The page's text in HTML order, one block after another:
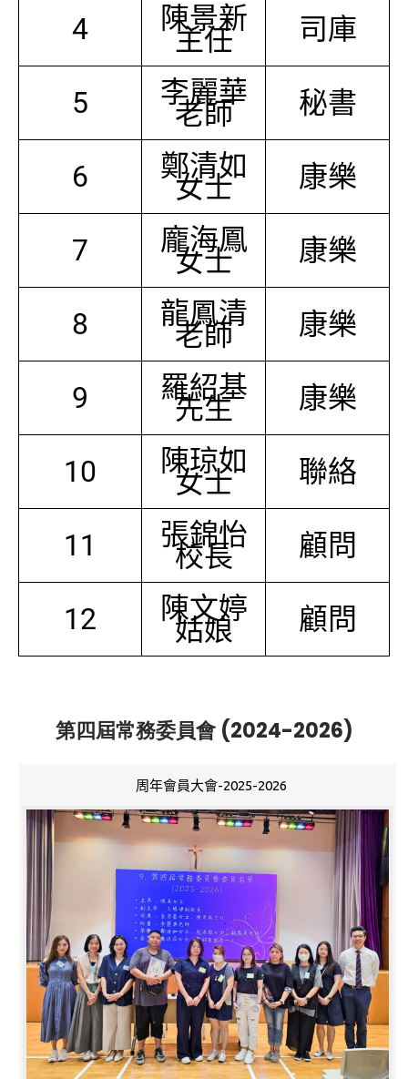
4 陳景新
主任 司庫
5 李麗華
老師 秘書
6 鄭清如
女士 康樂
7 龐海鳳
女士 康樂
8 龍鳳清
老師 康樂
9 羅紹基
先生 康樂
10 陳琼如
女士 聯絡
11 張錦怡
校長 顧問
12 陳文婷
姑娘 顧問
第四屆常務委員會 (2024-2026)
周年會員大會-2025-2026